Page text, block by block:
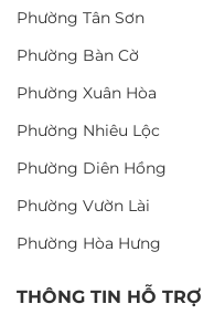
Phường Tân Sơn
Phường Bàn Cờ
Phường Xuân Hòa
Phường Nhiêu Lộc
Phường Diên Hồng
Phường Vườn Lài
Phường Hòa Hưng
THÔNG TIN HỖ TRỢ